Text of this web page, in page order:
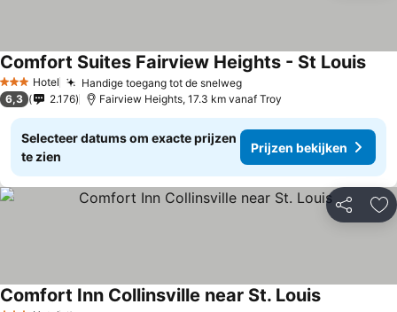
3 SterrenHotel Handige toegang tot de snelweg
Comfort Suites Fairview Heights - St Louis
6,3 2.176 Fairview Heights, 17.3 km vanaf Troy
Selecteer datums om exacte prijzen
te zien
Prijzen bekijken
Delen
Comfort Inn Collinsville near St. Louis